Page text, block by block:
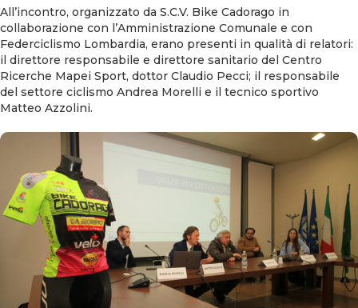
All’incontro, organizzato da S.C.V. Bike Cadorago in
collaborazione con l’Amministrazione Comunale e con
Federciclismo Lombardia, erano presenti in qualità di relatori:
il direttore responsabile e direttore sanitario del Centro
Ricerche Mapei Sport, dottor Claudio Pecci; il responsabile
del settore ciclismo Andrea Morelli e il tecnico sportivo
Matteo Azzolini.